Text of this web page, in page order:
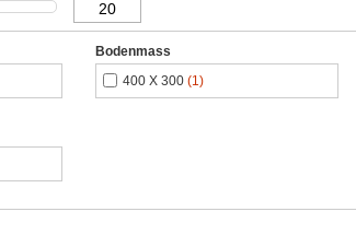
Bodenmass
400 X 300 (1)